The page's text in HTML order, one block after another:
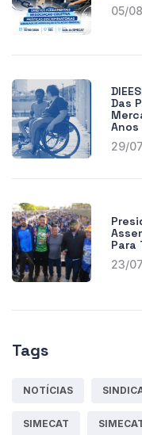
05/
Das
Anos
29/
Para
23/
Tags
NOTÍCIAS
SIMECAT